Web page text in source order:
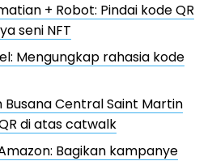
+ Robot: Pindai kode QR
seni NFT
Mengungkap rahasia kode
Busana Central Saint Martin
di atas catwalk
Bagikan kampanye